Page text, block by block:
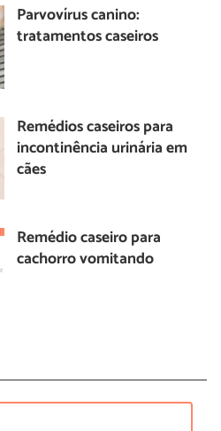
Parvovírus canino:
tratamentos caseiros
Remédios caseiros para
incontinência urinária em
cães
Remédio caseiro para
cachorro vomitando